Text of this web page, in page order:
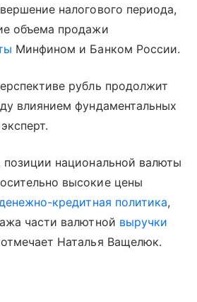
налогового периода,
объема продажи
Минфином и Банком России.
рубль продолжит
влиянием фундаментальных
национальной валюты
высокие цены
кредитная политика,
части валютной выручки
Наталья Ващелюк.